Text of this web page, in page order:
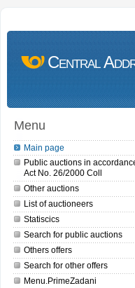
Central
Menu
Main page
Public auctions in
Act No. 26/2000 Coll
Other auctions
List of auctioneers
Statiscics
Search for public auctions
Others offers
Search for other offers
Menu.PrimeZadani